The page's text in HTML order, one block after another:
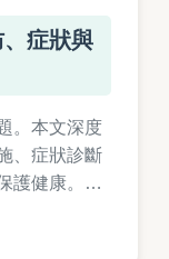
症狀與
。本文深度
、症狀診斷
護健康。涵